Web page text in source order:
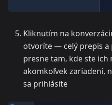
Kliknutím na
otvoríte — celý prepis a
presne tam, kde ste ich
akomkoľvek zariadení,
sa prihlásite